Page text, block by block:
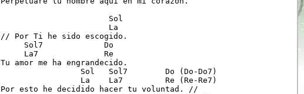
                       Sol
                       La
// Por Ti he sido escogido.
     Sol7             Do
     La7              Re
Tu amor me ha engrandecido.
                 Sol   Sol7        Do (Do-Do7)
                 La    La7         Re (Re-Re7)
Por esto he decidido hacer tu voluntad. //